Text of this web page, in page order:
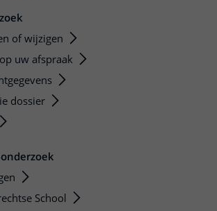
of wijzigen
uw afspraak
dossier
School